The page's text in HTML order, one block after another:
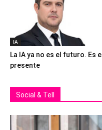
IA
La IA ya no es el futuro. Es el
presente
Social & Tell